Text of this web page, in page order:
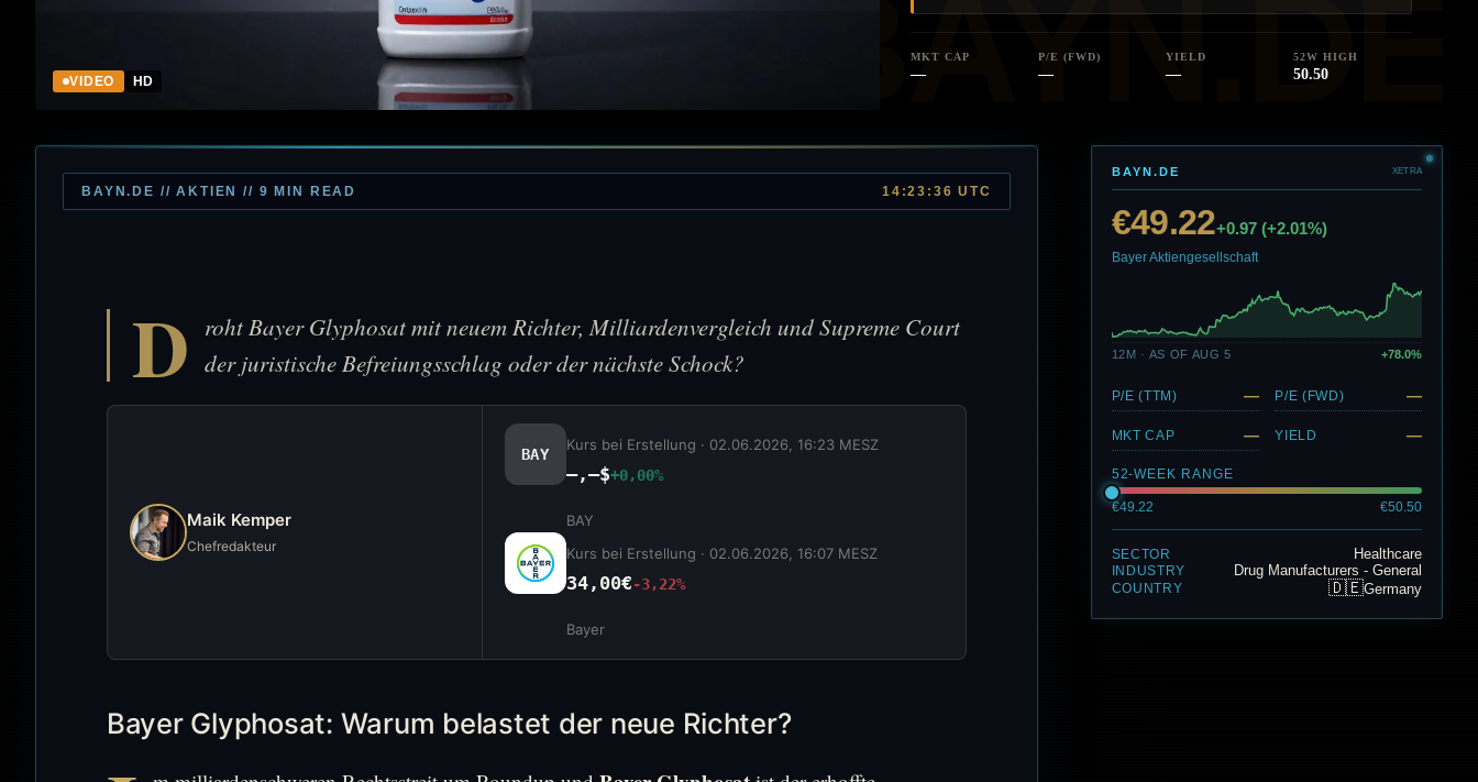
VIDEO HD
MKT CAP
—
P/E (FWD)
—
YIELD
—
52W HIGH
50.50
BAYN.DE // AKTIEN // 9 MIN READ 14:23:36 UTC
D
roht Bayer Glyphosat mit neuem Richter, Milliardenvergleich und Supreme Court
der juristische Befreiungsschlag oder der nächste Schock?
Maik Kemper
Chefredakteur
BAY
Kurs bei Erstellung · 02.06.2026, 16:23 MESZ
—,–$+0,00%
BAY
Kurs bei Erstellung · 02.06.2026, 16:07 MESZ
34,00€-3,22%
Bayer
Bayer Glyphosat: Warum belastet der neue Richter?
BAYN.DE XETRA
€49.22+0.97 (+2.01%)
Bayer Aktiengesellschaft
12M · AS OF AUG 5 +78.0%
P/E (TTM) — P/E (FWD) —
MKT CAP — YIELD —
52-WEEK RANGE
€49.22 €50.50
SECTOR Healthcare
INDUSTRY Drug Manufacturers - General
COUNTRY 🇩🇪Germany